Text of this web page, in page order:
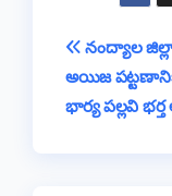
b
o
o
e
Post
నంద్యాల
అయిజ
భార్య పల్లవి